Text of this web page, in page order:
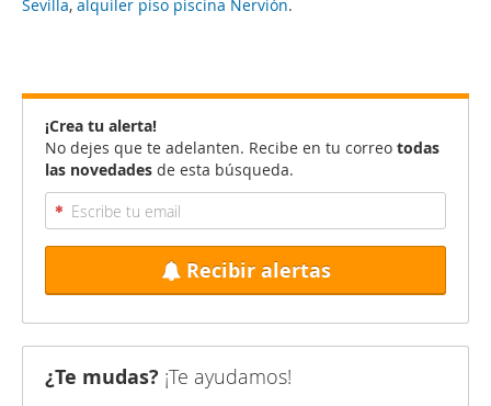
Sevilla, alquiler piso piscina Nervión.
¡Crea tu alerta!
No dejes que te adelanten. Recibe en tu correo todas
las novedades de esta búsqueda.
Recibir alertas
¿Te mudas? ¡Te ayudamos!